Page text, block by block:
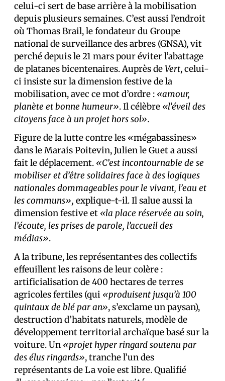
celui-ci sert de base arrière à la mobilisation
depuis plusieurs semaines. C’est aussi l’endroit
où Thomas Brail, le fondateur du Groupe
national de surveillance des arbres (GNSA), vit
perché depuis le 21 mars pour éviter l’abattage
de platanes bicentenaires. Auprès deVert, celui-
ci insiste sur la dimension festive de la
mobilisation, avec ce mot d’ordre : «amour,
planète et bonne humeur». Il célèbre «l’éveil des
citoyens face à un projet hors sol».
Figure de la lutte contre les «mégabassines»
dans le Marais Poitevin, Julien le Guet a aussi
fait le déplacement. «C’est incontournable de se
mobiliser et d’être solidaires face à des logiques
nationales dommageables pour le vivant, l’eau et
les communs», explique-t-il. Il salue aussi la
dimension festive et «la place réservée au soin,
l’écoute, les prises de parole, l’accueil des
médias».
A la tribune, les représentant·es des collectifs
effeuillent les raisons de leur colère :
artificialisation de 400 hectares de terres
agricoles fertiles (qui «produisent jusqu’à 100
quintaux de blé par an», s’exclame un paysan),
destruction d’habitats naturels, modèle de
développement territorial archaïque basé sur la
voiture. Un «projet hyper ringard soutenu par
des élus ringards», tranche l’un des
représentants de La voie est libre. Qualifié